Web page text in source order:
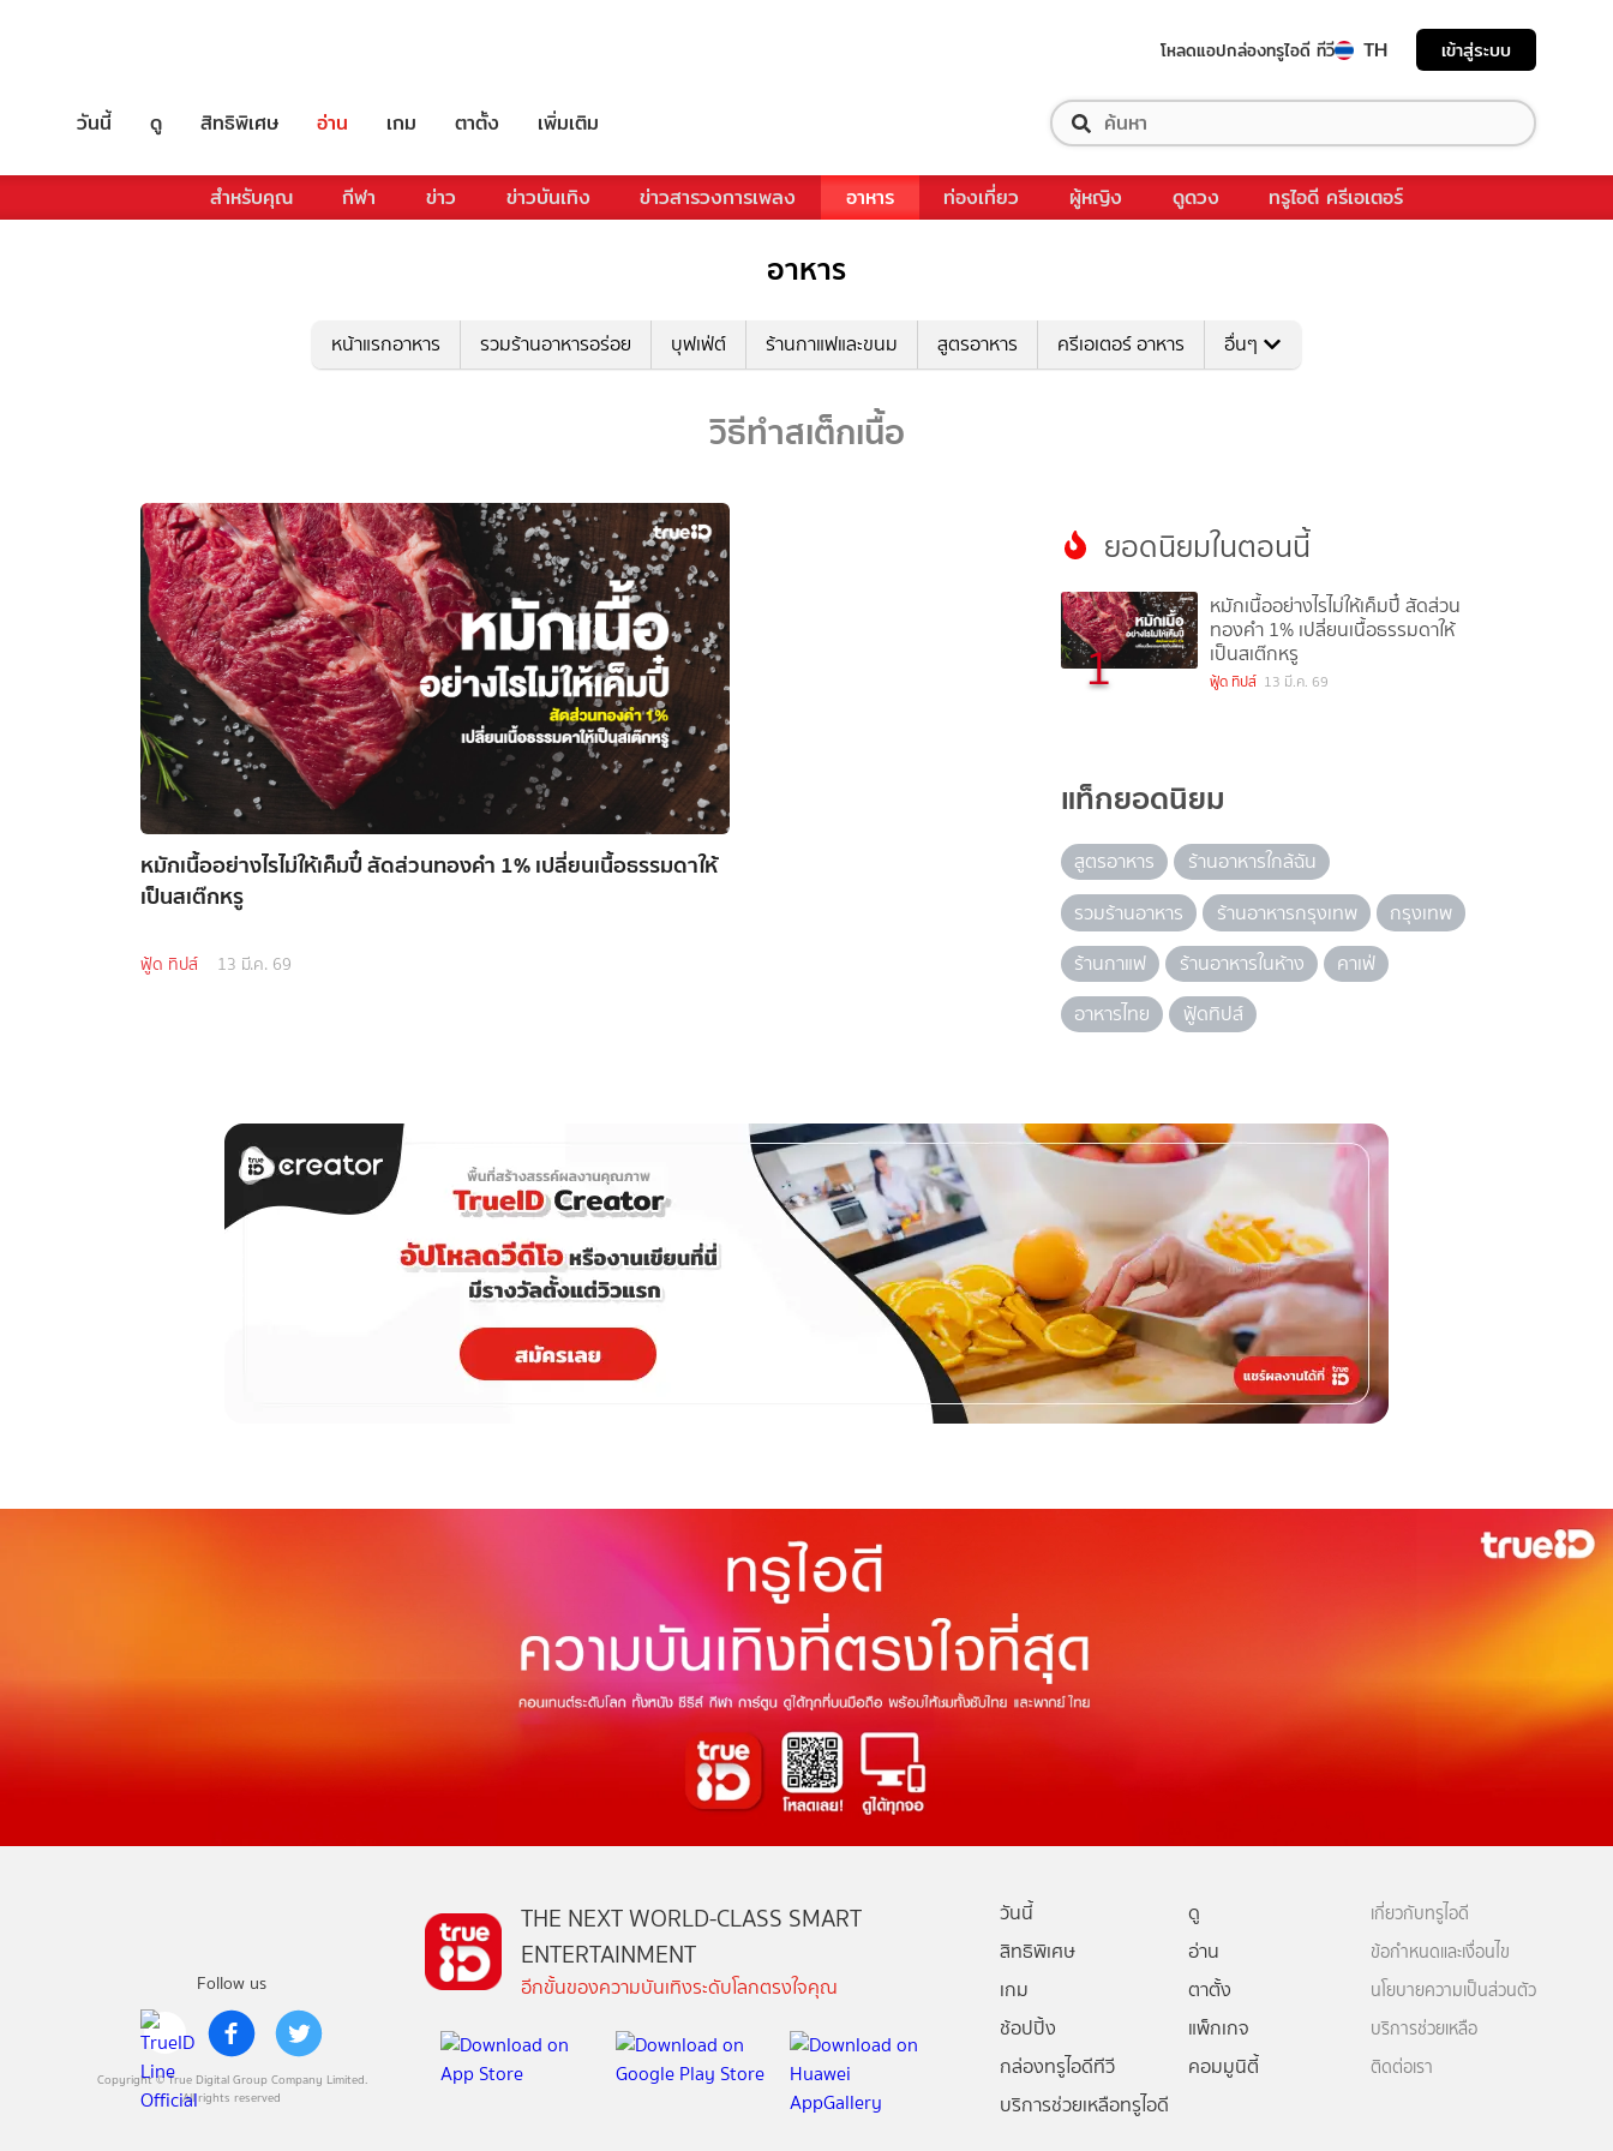
โหลดแอปกล่องทรูไอดี ทีวี TH เข้าสู่ระบบ
วันนี้ ดู สิทธิพิเศษ อ่าน เกม ตาตั้ง เพิ่มเติม
สำหรับคุณ กีฬา ข่าว ข่าวบันเทิง ข่าวสารวงการเพลง อาหาร ท่องเที่ยว ผู้หญิง ดูดวง ทรูไอดี ครีเอเตอร์
อาหาร
หน้าแรกอาหาร รวมร้านอาหารอร่อย บุฟเฟ่ต์ ร้านกาแฟและขนม สูตรอาหาร ครีเอเตอร์ อาหาร อื่นๆ
วิธีทำสเต็กเนื้อ
หมักเนื้ออย่างไรไม่ให้เค็มปี๋ สัดส่วนทองคำ 1% เปลี่ยนเนื้อธรรมดาให้
เป็นสเต๊กหรู
ฟู้ด ทิปส์ 13 มี.ค. 69
ยอดนิยมในตอนนี้
1
หมักเนื้ออย่างไรไม่ให้เค็มปี๋ สัดส่วน
ทองคำ 1% เปลี่ยนเนื้อธรรมดาให้
เป็นสเต๊กหรู
ฟู้ด ทิปส์ 13 มี.ค. 69
แท็กยอดนิยม
สูตรอาหาร
ร้านอาหารใกล้ฉัน
รวมร้านอาหาร
ร้านอาหารกรุงเทพ
กรุงเทพ
ร้านกาแฟ
ร้านอาหารในห้าง
คาเฟ่
อาหารไทย
ฟู้ดทิปส์
Follow us
Copyright © True Digital Group Company Limited.
All rights reserved
THE NEXT WORLD-CLASS SMART
ENTERTAINMENT
อีกขั้นของความบันเทิงระดับโลกตรงใจคุณ
วันนี้
ดู
สิทธิพิเศษ
อ่าน
เกม
ตาตั้ง
ช้อปปิ้ง
แพ็กเกจ
กล่องทรูไอดีทีวี
คอมมูนิตี้
บริการช่วยเหลือทรูไอดี
เกี่ยวกับทรูไอดี
ข้อกำหนดและเงื่อนไข
นโยบายความเป็นส่วนตัว
บริการช่วยเหลือ
ติดต่อเรา